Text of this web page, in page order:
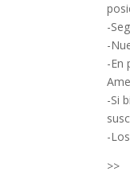
-
-
-En
-Si
-
>>